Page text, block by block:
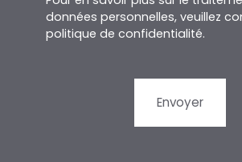
données personnelles, veuillez
politique de confidentialité.
Envoyer